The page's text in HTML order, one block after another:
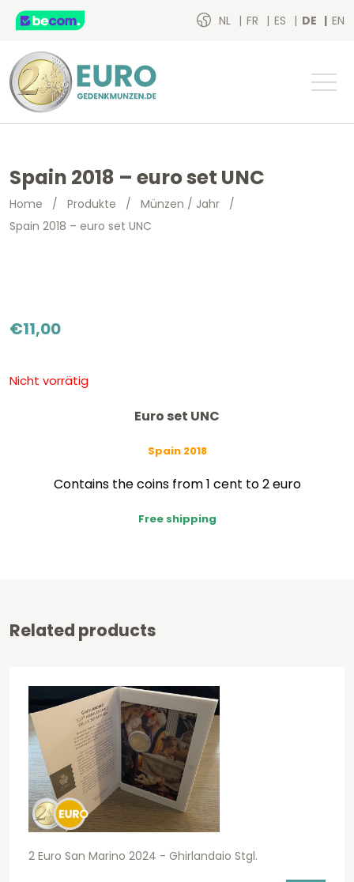
NL FR ES DE EN
Spain 2018 – euro set UNC
Home / Produkte / Münzen / Jahr /
Spain 2018 – euro set UNC
€11,00
Nicht vorrätig
Euro set UNC
Spain 2018
Contains the coins from 1 cent to 2 euro
Free shipping
Related products
2 Euro San Marino 2024 - Ghirlandaio Stgl.